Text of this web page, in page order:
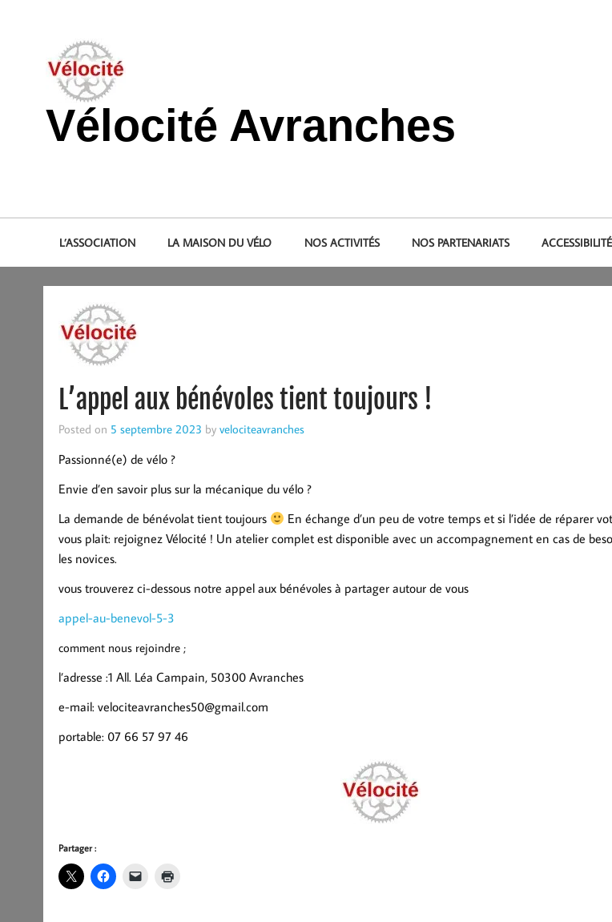
Vélocité Avranches
L’ASSOCIATION LA MAISON DU VÉLO NOS ACTIVITÉS NOS PARTENARIATS
L’appel aux bénévoles tient toujours !
Posted on 5 septembre 2023 by velociteavranches
Passionné(e) de vélo ?
Envie d’en savoir plus sur la mécanique du vélo ?
La demande de bénévolat tient toujours
En échange d’un peu de votre temps et si l’idée de réparer
vous plait: rejoignez Vélocité ! Un atelier complet est disponible avec un accompagnement en cas de
les novices.
vous trouverez ci-dessous notre appel aux bénévoles à partager autour de vous
appel-au-benevol-5-3
comment nous rejoindre ;
l’adresse :1 All. Léa Campain, 50300 Avranches
e-mail: velociteavranches50@gmail.com
portable: 07 66 57 97 46
Partager :